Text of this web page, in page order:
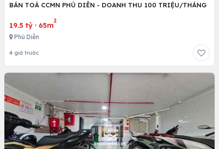
BÁN TOÀ CCMN PHÚ DIỄN - DOANH THU 100 TRIỆU/THÁNG
19.5 tỷ · 65m
2
Phú Diễn
4 giờ trước